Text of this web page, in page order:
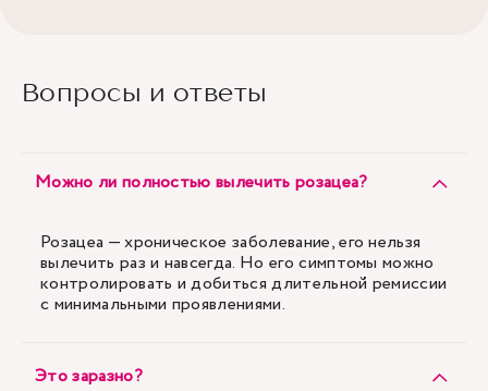
Вопросы и ответы
Можно ли полностью вылечить розацеа?
Розацеа — хроническое заболевание, его нельзя
вылечить раз и навсегда. Но его симптомы можно
контролировать и добиться длительной ремиссии
с минимальными проявлениями.
Это заразно?